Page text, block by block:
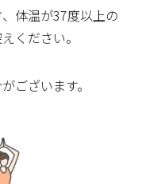
体温が37度以上の
ください。
ございます。